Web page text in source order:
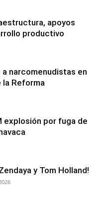
apoyos
productivo
narcomenudistas en
la Reforma
explosión por fuga de
y Tom Holland!